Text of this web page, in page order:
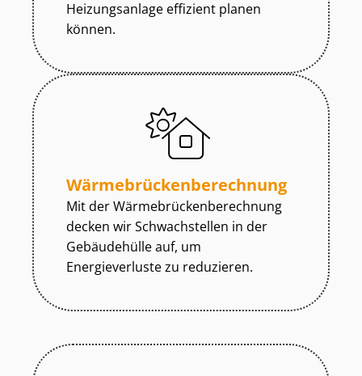
Heizungsanlage effizient planen
können.
Wär­me­brü­cken­be­rech­nung
Mit der Wär­me­brü­cken­be­rech­nung
decken wir Schwachstellen in der
Gebäudehülle auf, um
Energieverluste zu reduzieren.